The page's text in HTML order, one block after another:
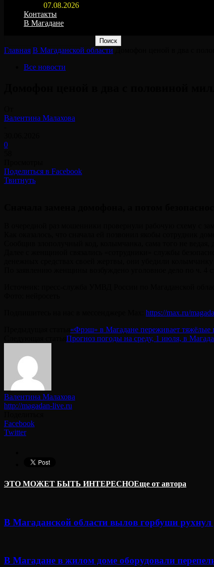
07.08.2026
Контакты
В Магадане
Главная В Магаданской области
Все новости
Валентина Малахова
0
Поделиться в Facebook
Твитнуть
https://max.ru/
«Фрэш» в Магадане переживает тяжёлые
Прогноз погоды на среду, 1 июля, в
Валентина Малахова
http://magadan-live.ru
Facebook
Twitter
ЭТО МОЖЕТ БЫТЬ ИНТЕРЕСНОЕще от автора
В Магаданской области вылов горбуши
В Магадане в жилом доме оборудовали